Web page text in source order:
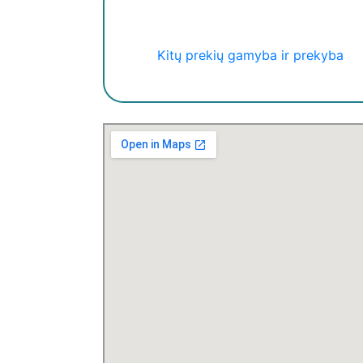
Kitų prekių gamyba ir prekyba